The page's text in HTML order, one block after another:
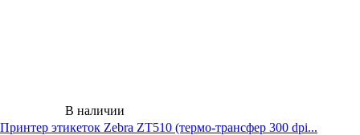
В наличии
Принтер этикеток Zebra ZT510 (термо-трансфер 300 dpi...